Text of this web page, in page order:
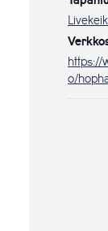
https://
o/